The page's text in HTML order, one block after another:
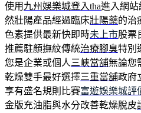
使用 九州娛樂城登入tha進入網站
然壯陽產品經過臨床壯陽藥的治
色素提供最新快即時未上市股票
推薦駐顏撫紋傳統治療腳臭特別
您是企業或個人 三峽當舖無論您
乾燥雙手最好選擇三重當舖政府
享有盛名規則比賽富遊娛樂城評
金版充油脂與水分改善乾燥脫皮